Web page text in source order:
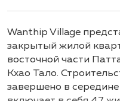
Wanthip Village
закрытый жилой
восточной части
Кхао Тало.
завершено в